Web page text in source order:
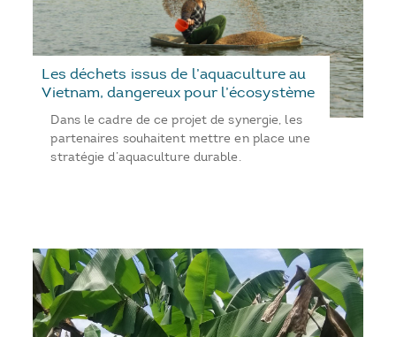
Les déchets issus de l’aquaculture au
Vietnam, dangereux pour l’écosystème
Dans le cadre de ce projet de synergie, les
partenaires souhaitent mettre en place une
stratégie d’aquaculture durable.